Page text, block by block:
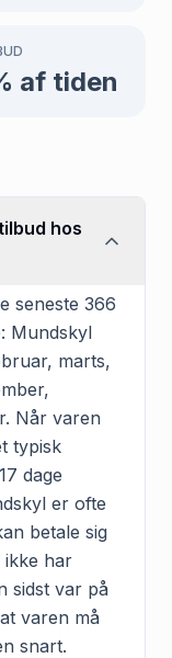
af tiden
hos
seneste 366
Mundskyl
marts,
Når varen
typisk
dage
er ofte
betale sig
ikke har
sidst var på
varen må
snart.